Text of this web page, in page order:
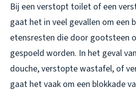
Bij een verstopt toilet of een
gaat het in veel gevallen om een
etensresten die door gootsteen
gespoeld worden. In het geval
douche, verstopte wastafel, of
gaat het vaak om een blokkade